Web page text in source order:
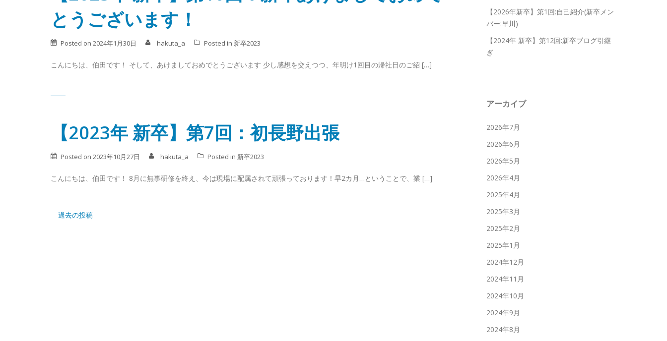
とうございます！
Posted on 2024年1月30日 hakuta_a Posted in 新卒2023
こんにちは、伯田です！ そして、あけましておめでとうございます 少し感想を交えつつ、年明け1回目の帰社日のご紹 […]
【2023年 新卒】第7回：初長野出張
Posted on 2023年10月27日 hakuta_a Posted in 新卒2023
こんにちは、伯田です！ 8月に無事研修を終え、今は現場に配属されて頑張っております！早2カ月…ということで、業 […]
投
過去の投稿
【2026年新卒】第1回:自己紹介(新卒メン
バー:早川)
【2024年 新卒】第12回:新卒ブログ引継
ぎ
アーカイブ
2026年7月
2026年6月
2026年5月
2026年4月
2025年4月
2025年3月
2025年2月
2025年1月
2024年12月
2024年11月
2024年10月
2024年9月
2024年8月